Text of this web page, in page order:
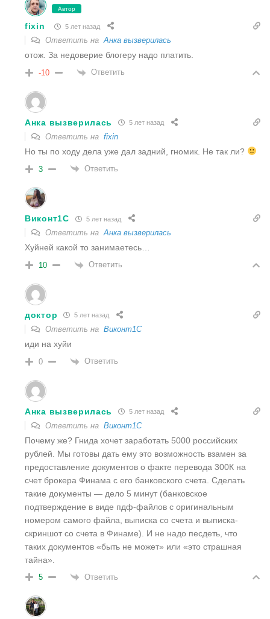
Автор
fixin 5 лет назад
Ответить наАнка вызверилась
отож. За недоверие блогеру надо платить.
-10 Ответить
Анка вызверилась 5 лет назад
Ответить на fixin
Но ты по ходу дела уже дал задний, гномик. Не так ли?
3 Ответить
Виконт1C 5 лет назад
Ответить наАнка вызверилась
Хуйней какой то занимаетесь…
10 Ответить
доктор 5 лет назад
Ответить на Виконт1C
иди на хуйи
0 Ответить
Анка вызверилась 5 лет назад
Ответить на Виконт1C
Почему же? Гнида хочет заработать 5000 российских
рублей. Мы готовы дать ему это возможность взамен за
предоставление документов о факте перевода 300К на
счет брокера Финама с его банковского счета. Сделать
такие документы — дело 5 минут (банковское
подтверждение в виде пдф-файлов с оригинальным
номером самого файла, выписка со счета и выписка-
скриншот со счета в Финаме). И не надо песдеть, что
таких документов «быть не может» или «это страшная
тайна».
5 Ответить